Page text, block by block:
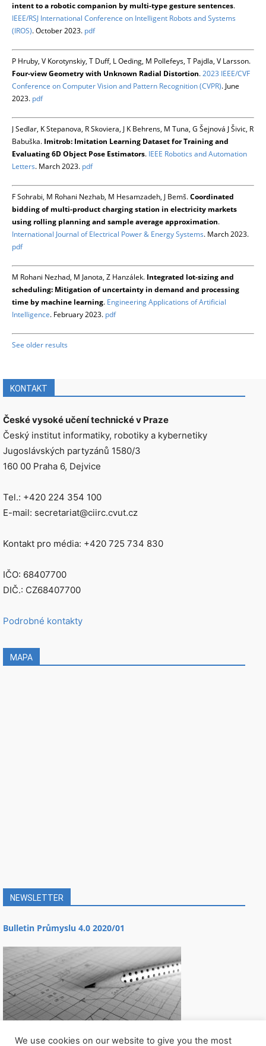
intent to a robotic companion by multi-type gesture sentences.
IEEE/RSJ International Conference on Intelligent Robots and Systems
(IROS). October 2023. pdf
P Hruby, V Korotynskiy, T Duff, L Oeding, M Pollefeys, T Pajdla, V Larsson.
Four-view Geometry with Unknown Radial Distortion.2023 IEEE/CVF
Conference on Computer Vision and Pattern Recognition (CVPR). June
2023. pdf
J Sedlar, K Stepanova, R Skoviera, J K Behrens, M Tuna, G Šejnová J Šivic, R
Babuška. Imitrob: Imitation Learning Dataset for Training and
Evaluating 6D Object Pose Estimators. IEEE Robotics and Automation
Letters. March 2023. pdf
F Sohrabi, M Rohani Nezhab, M Hesamzadeh, J Bemš.Coordinated
bidding of multi-product charging station in electricity markets
using rolling planning and sample average approximation.
International Journal of Electrical Power & Energy Systems. March 2023.
pdf
M Rohani Nezhad, M Janota, Z Hanzálek. Integrated lot-sizing and
scheduling: Mitigation of uncertainty in demand and processing
time by machine learning. Engineering Applications of Artificial
Intelligence. February 2023. pdf
See older results
KONTAKT
České vysoké učení technické v Praze
Český institut informatiky, robotiky a kybernetiky
Jugoslávských partyzánů 1580/3
160 00 Praha 6, Dejvice
Tel.: +420 224 354 100
E-mail: secretariat@ciirc.cvut.cz
Kontakt pro média: +420 725 734 830
IČO: 68407700
DIČ.: CZ68407700
Podrobné kontakty
MAPA
NEWSLETTER
Bulletin Průmyslu 4.0 2020/01
We use cookies on our website to give you the most